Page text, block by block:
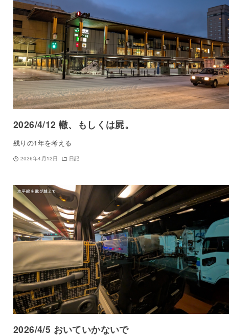
2026/4/12 轍、もしくは屍。
残りの1年を考える
2026年4月12日 日記
2026/4/5 おいていかないで